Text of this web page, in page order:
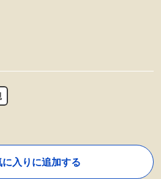
に入りに追加する